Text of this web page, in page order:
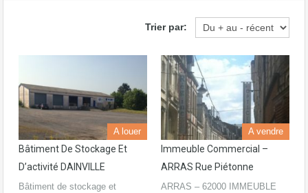
Trier par:
A louer
Bâtiment De Stockage Et
D’activité DAINVILLE
Bâtiment de stockage et
A vendre
Immeuble Commercial –
ARRAS Rue Piétonne
ARRAS – 62000 IMMEUBLE